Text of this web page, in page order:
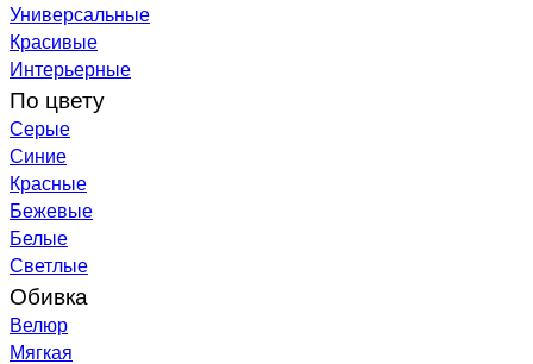
Универсальные
Красивые
Интерьерные
По цвету
Серые
Синие
Красные
Бежевые
Белые
Светлые
Обивка
Велюр
Мягкая